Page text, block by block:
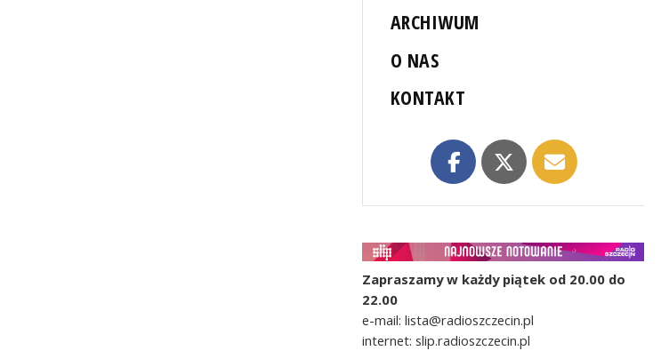
ARCHIWUM
O NAS
KONTAKT
Zapraszamy w każdy piątek od 20.00 do
22.00
e-mail: lista@radioszczecin.pl
internet: slip.radioszczecin.pl